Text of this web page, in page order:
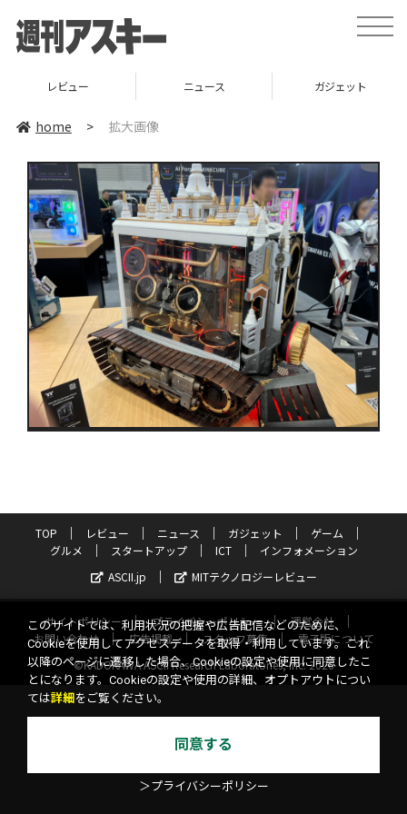
toggle
レビュー ニュース ガジェット
home > 拡大画像
TOP レビュー ニュース ガジェット
ゲーム
グルメ
スタートアップ ICT
インフォメーション
ASCII.jp
MITテクノロジーレビュー
サイトポリシー プライバシーポリシー
運営会社
お問い合わせ
広告掲載 スタッフ募集
電子版について
©KADOKAWA ASCII Research Laboratories, Inc. 2026
このサイトでは、利用状況の把握や広告配信などのために、
Cookieを使用してアクセスデータを取得・利用しています。これ
以降のページに遷移した場合、Cookieの設定や使用に同意したこ
とになります。Cookieの設定や使用の詳細、オプトアウトについ
ては詳細 をご覧ください。
同意する
＞プライバシーポリシー